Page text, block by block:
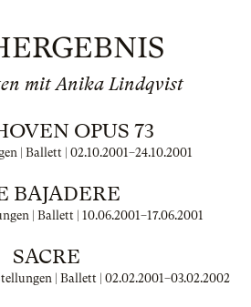
mit Anika Lindqvist
OPUS 73
| Ballett | 02.10.2001–24.10.2001
BAJADERE
| Ballett | 10.06.2001–17.06.2001
SACRE
| Ballett | 02.02.2001–03.02.2002